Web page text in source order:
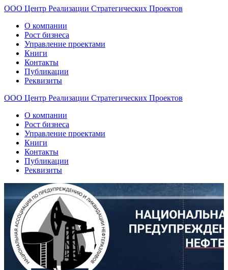
ООО Центр Реализации Стратегических Проектов
О компании
Рост бизнеса
Управление проектами
Книги
Контакты
Публикации
Реквизиты
ООО Центр Реализации Стратегических Проектов
О компании
Рост бизнеса
Управление проектами
Книги
Контакты
Публикации
Реквизиты